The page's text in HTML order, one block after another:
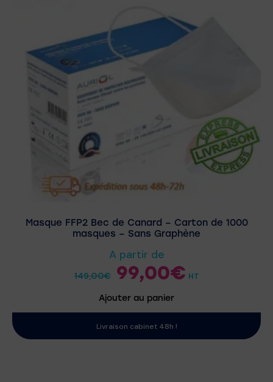
Masque FFP2 Bec de Canard – Carton de 1000
masques – Sans Graphène
A partir de
149,00€ 99,00€ HT
Ajouter au panier
Livraison cabinet 48h !